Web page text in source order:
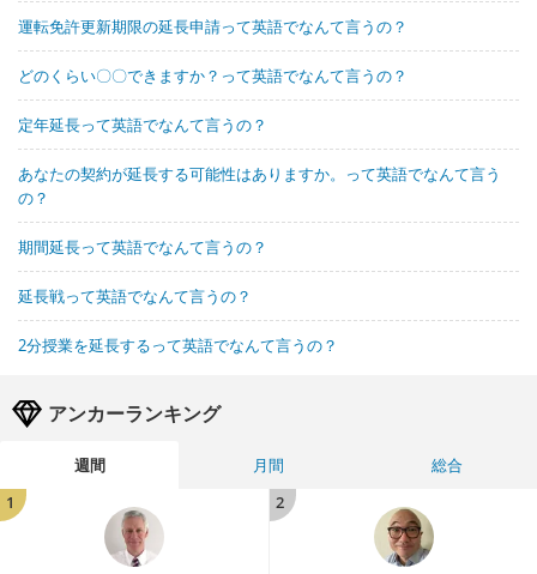
運転免許更新期限の延長申請って英語でなんて言うの？
どのくらい〇〇できますか？って英語でなんて言うの？
定年延長って英語でなんて言うの？
あなたの契約が延長する可能性はありますか。って英語でなんて言う
の？
期間延長って英語でなんて言うの？
延長戦って英語でなんて言うの？
2分授業を延長するって英語でなんて言うの？
アンカーランキング
週間 月間
総合
1
2